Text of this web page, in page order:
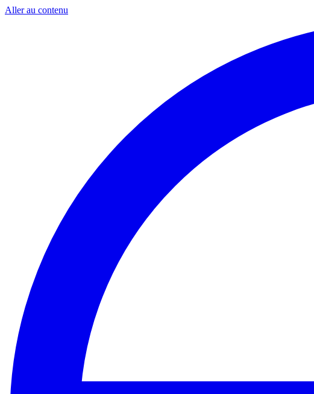
Aller au contenu